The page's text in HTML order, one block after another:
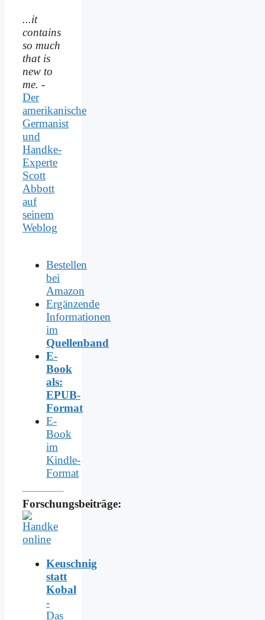
...it
contains
so much
that is
new to
me. -
Der
amerikanische
Germanist
und
Handke-
Experte
Scott
Abbott
auf
seinem
Weblog
Bestellen
bei
Amazon
Ergänzende
Informationen
im
Quellenband
E-
Book
als:
EPUB-
Format
E-
Book
im
Kindle-
Format
Forschungsbeiträge:
Keuschnig
statt
Kobal
-
Das